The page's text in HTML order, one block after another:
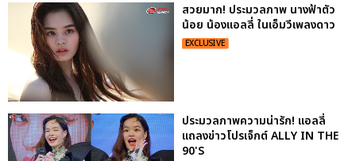
สวยมาก! ประมวลภาพ นางฟ้าตัว
น้อย น้องแอลลี่ ในเอ็มวีเพลงดาว
EXCLUSIVE
ประมวลภาพความน่ารัก! แอลลี่
แถลงข่าวโปรเจ็กต์ ALLY IN THE
90'S